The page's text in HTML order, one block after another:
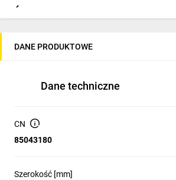
DANE PRODUKTOWE
Dane techniczne
CN
85043180
Szerokość [mm]